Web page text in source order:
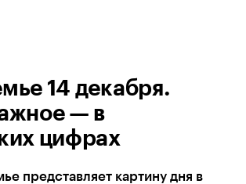
14 декабря.
— в
цифрах
представляет картину дня в